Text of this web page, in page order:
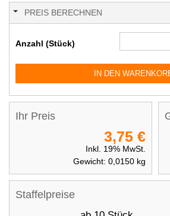
PREIS BERECHNEN
Anzahl (Stück)
IN DEN
Staffelpreise
Ihr Preis
3,75 €
Inkl. 19% MwSt.
Gewicht: 0,0150kg